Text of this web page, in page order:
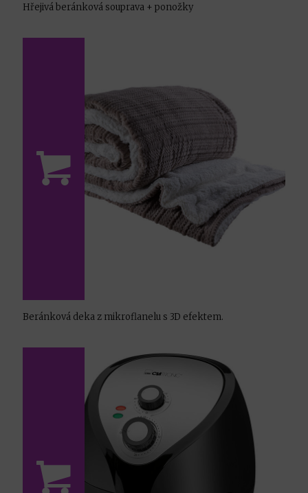
Hřejivá beránková souprava + ponožky
Beránková deka z mikroflanelu s 3D efektem.